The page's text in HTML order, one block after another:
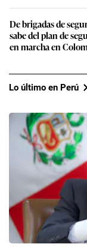
De brigadas de
sabe del plan de
en marcha en
Lo último en Perú